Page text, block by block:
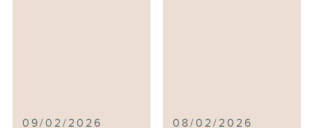
09/02/2026 08/02/2026